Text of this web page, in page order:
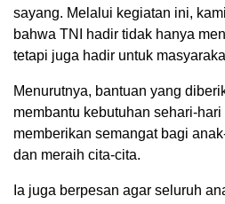
sayang. Melalui kegiatan ini,
bahwa TNI hadir tidak hanya
tetapi juga hadir untuk
Menurutnya, bantuan yang
membantu kebutuhan sehari-
memberikan semangat bagi
dan meraih cita-cita.
Ia juga berpesan agar seluruh